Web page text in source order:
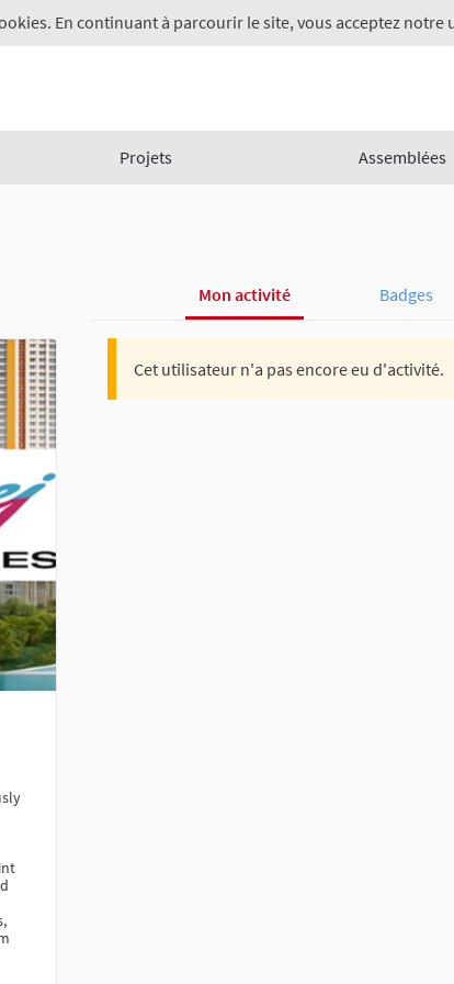
En continuant à parcourir le site, vous acceptez
Projets Assemblées
Mon activité Badges
Cet utilisateur n'a pas encore eu d'activité.